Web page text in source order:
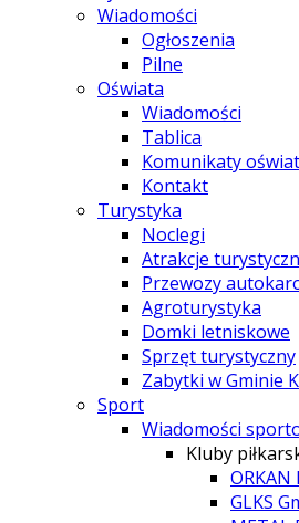
Wiadomości
Ogłoszenia
Pilne
Oświata
Wiadomości
Tablica
Komunikaty
Kontakt
Turystyka
Noclegi
Atrakcje
Przewozy
Agroturystyka
Domki letniskowe
Sprzęt turystyczny
Zabytki w Gminie
Sport
Wiadomości
Kluby
ORKAN
GLKS